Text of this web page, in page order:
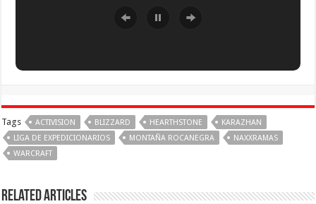
Tags ACTIVISION BLIZZARD HEARTHSTONE
KARAZHAN
LIGA DE EXPEDICIONARIOS
MONTAÑA ROCANEGRA
NAXXRAMAS
WARCRAFT
Related Articles